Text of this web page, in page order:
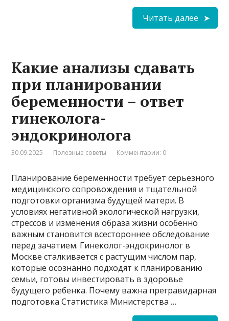
Читать далее
Какие анализы сдавать
при планировании
беременности – ответ
гинеколога-
эндокринолога
30.09.2025 Полезные советы Комментарии: 0
Планирование беременности требует серьезного
медицинского сопровождения и тщательной
подготовки организма будущей матери. В
условиях негативной экологической нагрузки,
стрессов и изменения образа жизни особенно
важным становится всестороннее обследование
перед зачатием. Гинеколог-эндокринолог в
Москве сталкивается с растущим числом пар,
которые осознанно подходят к планированию
семьи, готовы инвестировать в здоровье
будущего ребенка. Почему важна прегравидарная
подготовка Статистика Министерства …